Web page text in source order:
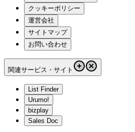
クッキーポリシー
運営会社
サイトマップ
お問い合わせ
関連サービス・サイト
List Finder
Urumo!
bizplay
Sales Doc